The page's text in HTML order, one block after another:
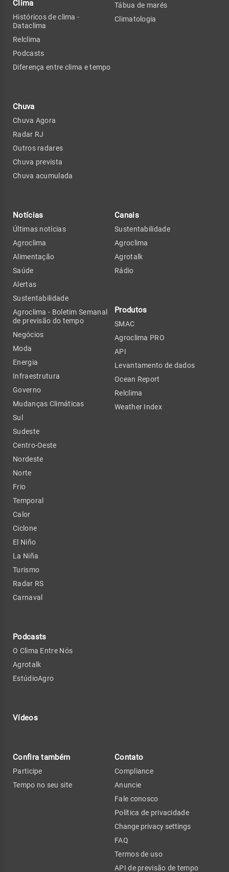
Clima
Históricos de clima -
Dataclima
Relclima
Podcasts
Diferença entre clima e tempo
Chuva
Chuva Agora
Radar RJ
Outros radares
Chuva prevista
Chuva acumulada
Tábua de marés
Climatologia
Notícias
Últimas notícias
Agroclima
Alimentação
Saúde
Alertas
Sustentabilidade
Agroclima - Boletim Semanal
de previsão do tempo
Negócios
Moda
Energia
Infraestrutura
Governo
Mudanças Climáticas
Sul
Sudeste
Centro-Oeste
Nordeste
Norte
Frio
Temporal
Calor
Ciclone
El Niño
La Niña
Turismo
Radar RS
Carnaval
Podcasts
O Clima Entre Nós
Agrotalk
EstúdioAgro
Vídeos
Canais
Sustentabilidade
Agroclima
Agrotalk
Rádio
Produtos
SMAC
Agroclima PRO
API
Levantamento de dados
Ocean Report
Relclima
Weather Index
Confira também
Participe
Tempo no seu site
Contato
Compliance
Anuncie
Fale conosco
Política de privacidade
Change privacy settings
FAQ
Termos de uso
API de previsão de tempo